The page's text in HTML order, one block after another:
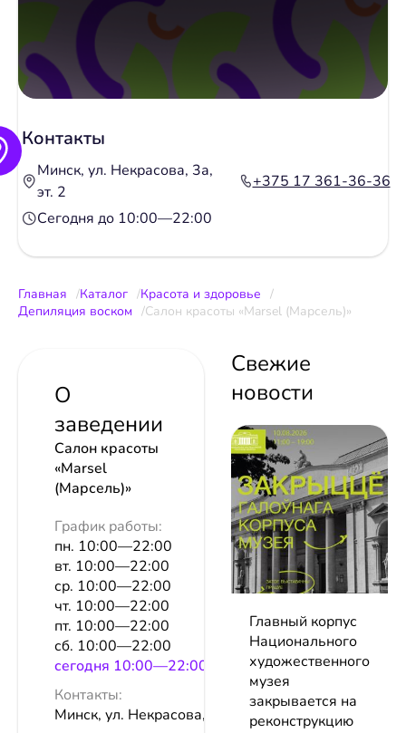
Контакты
Минск, ул. Некрасова, 3а,
эт. 2
+375 17 361-36-36
Сегодня до 10:00—22:00
Главная Каталог
Красота и здоровье
Депиляция воском
Салон красоты «Marsel (Марсель)»
О
заведении
Салон красоты
«Marsel
(Марсель)»
График работы:
пн. 10:00—22:00
вт. 10:00—22:00
ср. 10:00—22:00
чт. 10:00—22:00
пт. 10:00—22:00
сб. 10:00—22:00
сeгодня 10:00—22:00
Контакты:
Минск, ул. Некрасова, 3а, эт. 2
Свежие
новости
Главный корпус
Национального
художественного
музея
закрывается на
реконструкцию